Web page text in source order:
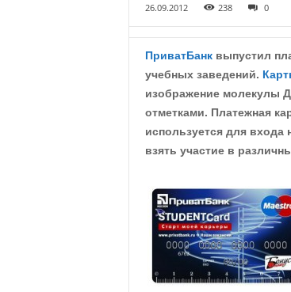
c
e
.
c
o
26.09.2012 238 0
ПриватБанквыпустил
учебных заведений.
изображение молекулы
отметками. Платежная
используется для входа
взять участие в